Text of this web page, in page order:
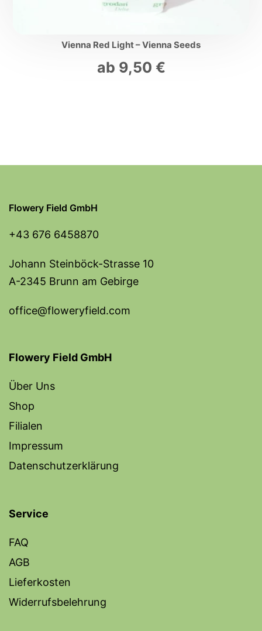
Vienna Red Light – Vienna Seeds
ab 9,50 €
Flowery Field GmbH
+43 676 6458870
Johann Steinböck-Strasse 10
A-2345 Brunn am Gebirge
office@floweryfield.com
Flowery Field GmbH
Über Uns
Shop
Filialen
Impressum
Datenschutzerklärung
Service
FAQ
AGB
Lieferkosten
Widerrufsbelehrung